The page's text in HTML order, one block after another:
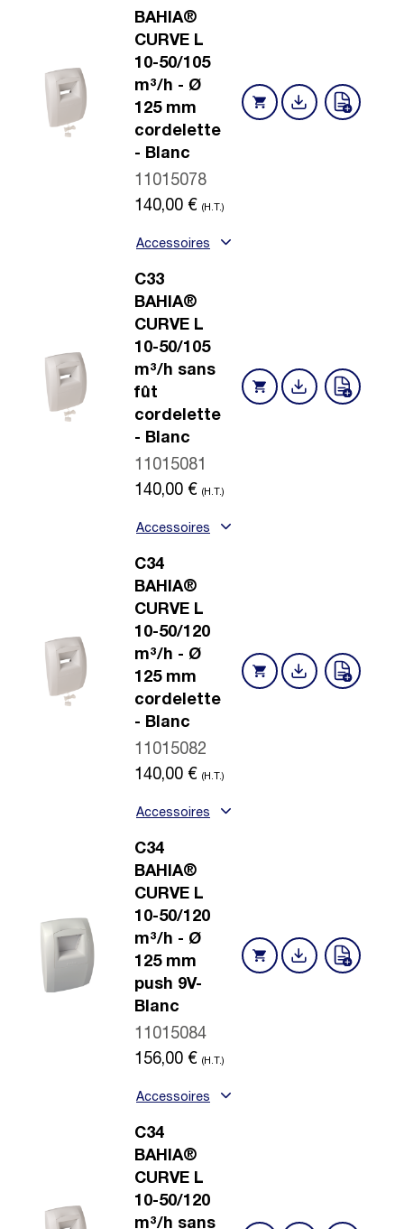
BAHIA®
CURVE L
10-50/105
m³/h - Ø
125 mm
cordelette
- Blanc
11015078
140,00 € (H.T.)
Accessoires
C33
BAHIA®
CURVE L
10-50/105
m³/h sans
fût
cordelette
- Blanc
11015081
140,00 € (H.T.)
Accessoires
C34
BAHIA®
CURVE L
10-50/120
m³/h - Ø
125 mm
cordelette
- Blanc
11015082
140,00 € (H.T.)
Accessoires
C34
BAHIA®
CURVE L
10-50/120
m³/h - Ø
125 mm
push 9V-
Blanc
11015084
156,00 € (H.T.)
Accessoires
C34
BAHIA®
CURVE L
10-50/120
m³/h sans